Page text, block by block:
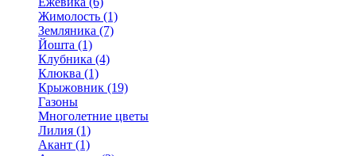
Жимолость (1)
Земляника (7)
Йошта (1)
Клубника (4)
Клюква (1)
Крыжовник (19)
Газоны
Многолетние цветы
Лилия (1)
Акант (1)